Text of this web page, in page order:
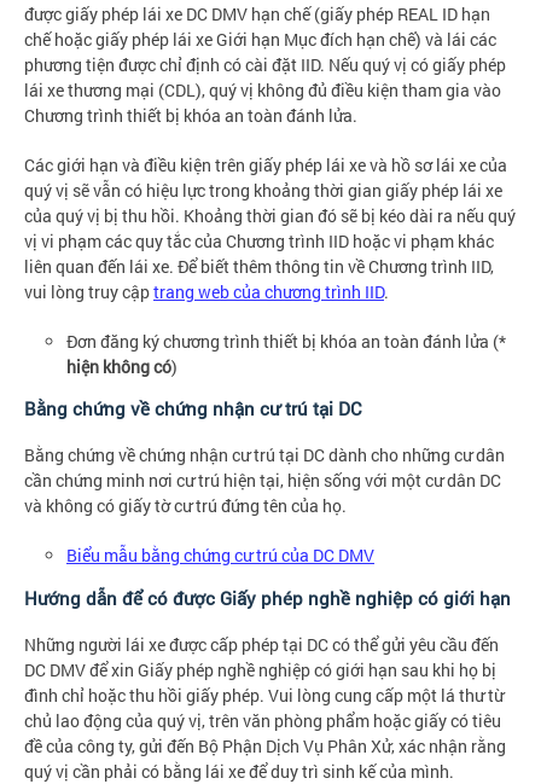
được giấy phép lái xe DC DMV hạn chế (giấy phép REAL ID hạn
chế hoặc giấy phép lái xe Giới hạn Mục đích hạn chế) và lái các
phương tiện được chỉ định có cài đặt IID. Nếu quý vị có giấy phép
lái xe thương mại (CDL), quý vị không đủ điều kiện tham gia vào
Chương trình thiết bị khóa an toàn đánh lửa.
Các giới hạn và điều kiện trên giấy phép lái xe và hồ sơ lái xe của
quý vị sẽ vẫn có hiệu lực trong khoảng thời gian giấy phép lái xe
của quý vị bị thu hồi. Khoảng thời gian đó sẽ bị kéo dài ra nếu quý
vị vi phạm các quy tắc của Chương trình IID hoặc vi phạm khác
liên quan đến lái xe. Để biết thêm thông tin về Chương trình IID,
vui lòng truy cậptrang web của chương trình IID.
Đơn đăng ký chương trình thiết bị khóa an toàn đánh lửa (*
hiện không có)
Bằng chứng về chứng nhận cư trú tại DC
Bằng chứng về chứng nhận cư trú tại DC dành cho những cư dân
cần chứng minh nơi cư trú hiện tại, hiện sống với một cư dân DC
và không có giấy tờ cư trú đứng tên của họ.
Biểu mẫu bằng chứng cư trú của DC DMV
Hướng dẫn để có được Giấy phép nghề nghiệp có giới hạn
Những người lái xe được cấp phép tại DC có thể gửi yêu cầu đến
DC DMV để xin Giấy phép nghề nghiệp có giới hạn sau khi họ bị
đình chỉ hoặc thu hồi giấy phép. Vui lòng cung cấp một lá thư từ
chủ lao động của quý vị, trên văn phòng phẩm hoặc giấy có tiêu
đề của công ty, gửi đến Bộ Phận Dịch Vụ Phân Xử, xác nhận rằng
quý vị cần phải có bằng lái xe để duy trì sinh kế của mình.